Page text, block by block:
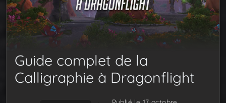
Guide complet de la
Calligraphie à Dragonflight